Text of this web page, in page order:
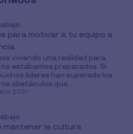
para motivar a tu equipo a
viviendo una realidad para
no estábamos preparados. Si
líderes han superado los
obstáculos que...
2021
mantener la cultura